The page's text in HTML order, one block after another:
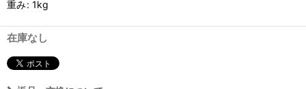
重み: 1kg
在庫なし